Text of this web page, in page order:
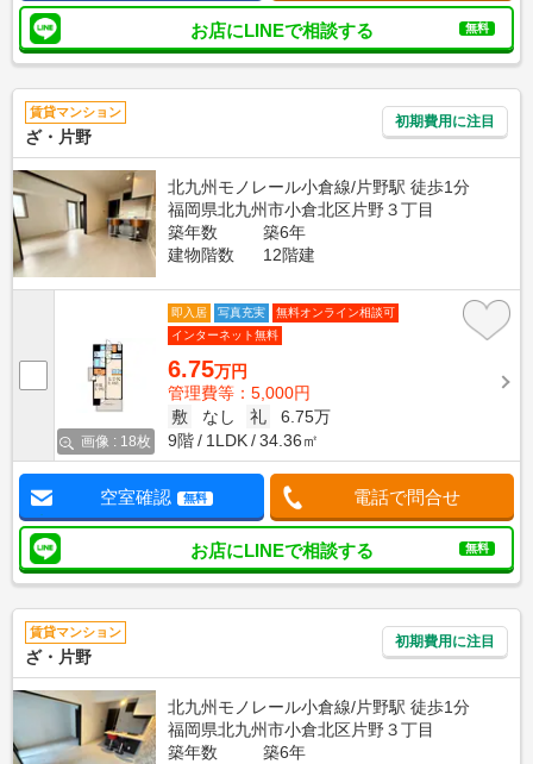
お店にLINEで相談する 無料
賃貸マンション
ざ・片野
初期費用に注目
北九州モノレール小倉線/片野駅 徒歩1分
福岡県北九州市小倉北区片野３丁目
築年数
築6年
建物階数
12階建
画像 : 18枚
即入居 写真充実
無料オンライン相談可
インターネット無料
6.75万円
管理費等：5,000円
敷
なし 礼
6.75万
9階
1LDK 34.36㎡
空室確認 無料 電話で問合せ
お店にLINEで相談する 無料
賃貸マンション
ざ・片野
初期費用に注目
北九州モノレール小倉線/片野駅 徒歩1分
福岡県北九州市小倉北区片野３丁目
築年数
築6年